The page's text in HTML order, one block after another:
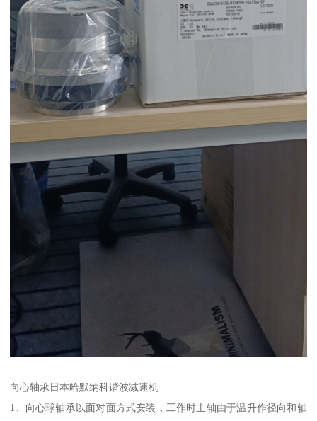
向心轴承日本哈默纳科谐波减速机
1、向心球轴承以面对面方式安装，工作时主轴由于温升作径向和轴